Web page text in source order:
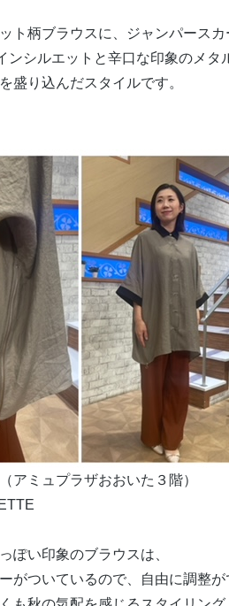
ト柄ブラウスに、ジャンパース
ンシルエットと辛口な印象のメタ
盛り込んだスタイルです。
アミュプラザおおいた３階）
ぽい印象のブラウスは、
がついているので、自由に調整が